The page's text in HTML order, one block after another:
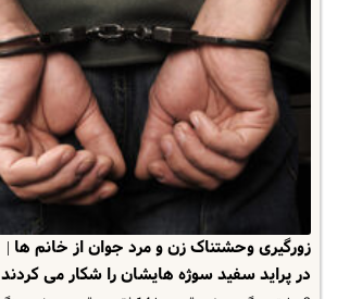
زورگیری وحشتناک زن و مرد جوان از خانم ها |
در پراید سفید سوژه هایشان را شکار می کردند